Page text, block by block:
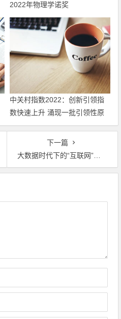
2022年物理学诺奖
中关村指数2022：创新引领指
数快速上升 涌现一批引领性原
创成果
下一篇
大数据时代下的“互联网”模式探析